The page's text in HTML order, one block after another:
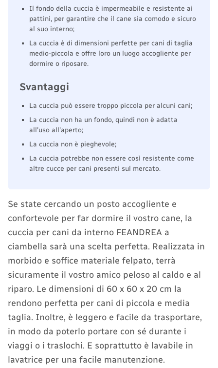
Il fondo della cuccia è impermeabile e resistente ai
pattini, per garantire che il cane sia comodo e sicuro
al suo interno;
La cuccia è di dimensioni perfette per cani di taglia
medio-piccola e offre loro un luogo accogliente per
dormire o riposare.
Svantaggi
La cuccia può essere troppo piccola per alcuni cani;
La cuccia non ha un fondo, quindi non è adatta
all'uso all'aperto;
La cuccia non è pieghevole;
La cuccia potrebbe non essere così resistente come
altre cucce per cani presenti sul mercato.
Se state cercando un posto accogliente e
confortevole per far dormire il vostro cane, la
cuccia per cani da interno FEANDREA a
ciambella sarà una scelta perfetta. Realizzata in
morbido e soffice materiale felpato, terrà
sicuramente il vostro amico peloso al caldo e al
riparo. Le dimensioni di 60 x 60 x 20 cm la
rendono perfetta per cani di piccola e media
taglia. Inoltre, è leggero e facile da trasportare,
in modo da poterlo portare con sé durante i
viaggi o i traslochi. E soprattutto è lavabile in
lavatrice per una facile manutenzione.